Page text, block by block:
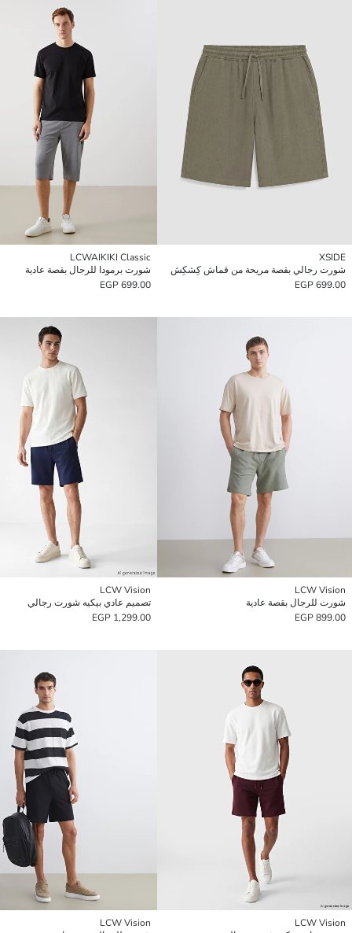
XSIDE
شورت رجالي بقصة مريحة من قماش كِشكِش
699.00 EGP
LCWAIKIKI Classic
شورت برمودا للرجال بقصة عادية
699.00 EGP
LCW Vision
شورت للرجال بقصة عادية
899.00 EGP
LCW Vision
تصميم عادي بيكيه شورت رجالي
1,299.00 EGP
LCW Vision
LCW Vision